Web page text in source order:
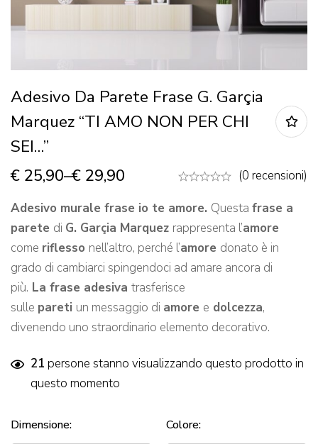
Adesivo Da Parete Frase G. Garçia
Marquez “TI AMO NON PER CHI
SEI…”
€ 25,90–€ 29,90
(0 recensioni)
Adesivo murale frase io te amore. Questa frase a
parete di G. Garçia Marquez rappresenta l’amore
come riflesso nell’altro, perché l’amore donato è in
grado di cambiarci spingendoci ad amare ancora di
più. La frase adesiva trasferisce
sulle pareti un messaggio di amore e dolcezza,
divenendo uno straordinario elemento decorativo.
21 persone stanno visualizzando questo prodotto in
questo momento
Dimensione: Colore: